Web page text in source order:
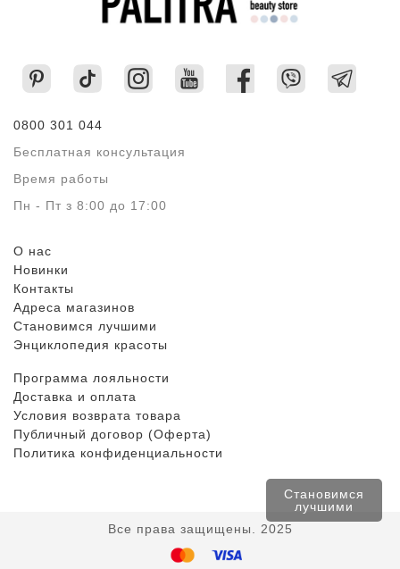
Становимся
лучшими
0800 301 044
Бесплатная консультация
Время работы
Пн - Пт з 8:00 до 17:00
О нас
Новинки
Контакты
Адреса магазинов
Становимся лучшими
Энциклопедия красоты
Программа лояльности
Доставка и оплата
Условия возврата товара
Публичный договор (Оферта)
Политика конфиденциальности
Все права защищены. 2025